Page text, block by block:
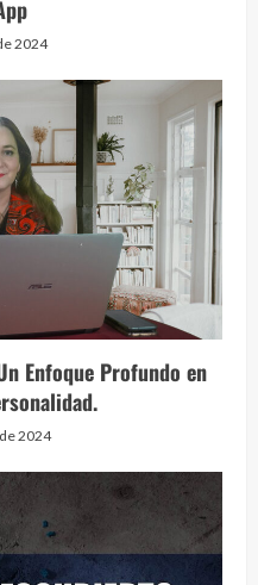
2024
Enfoque Profundo en
2024